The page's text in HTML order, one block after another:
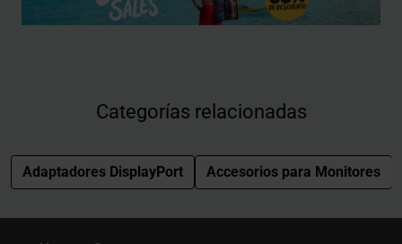
Categorías relacionadas
Adaptadores DisplayPort Accesorios para Monitores